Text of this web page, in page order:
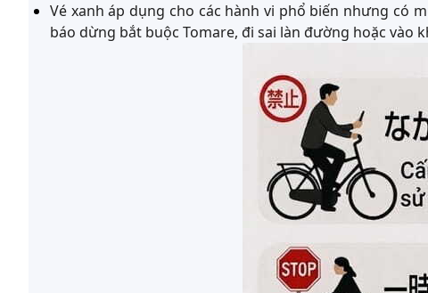
Vé xanh áp dụng cho các hành vi phổ biến nhưng có
báo dừng bắt buộc Tomare, đi sai làn đường hoặc vào